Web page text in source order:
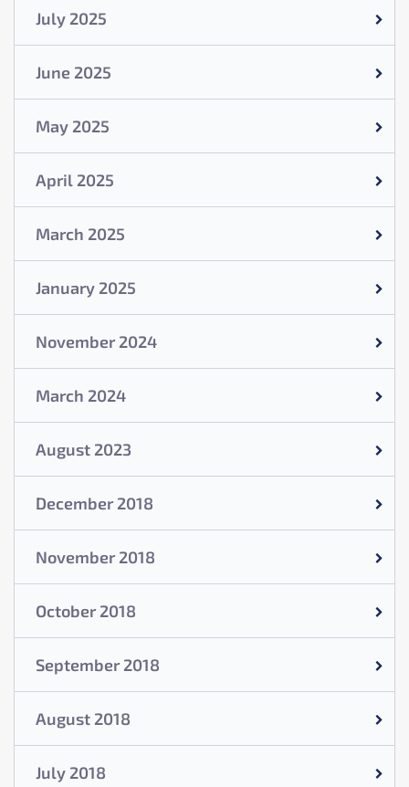
July 2025
June 2025
May 2025
April 2025
March 2025
January 2025
November 2024
March 2024
August 2023
December 2018
November 2018
October 2018
September 2018
August 2018
July 2018